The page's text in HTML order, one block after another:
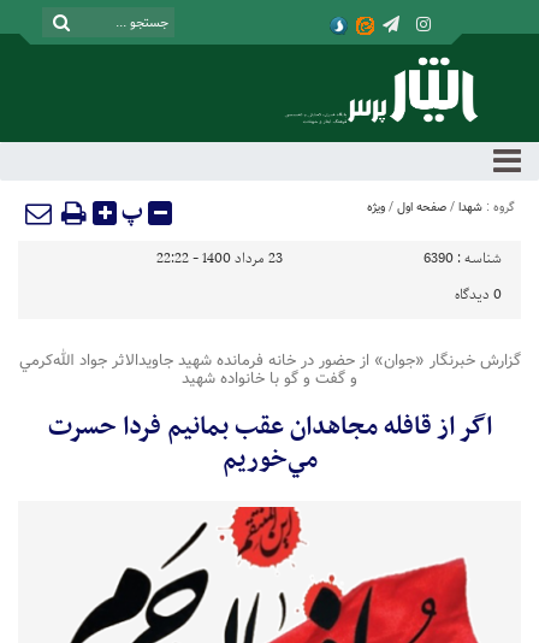
گروه : شهدا / صفحه اول / ویژه پ
شناسه : 6390
23 مرداد 1400 - 22:22
0 دیدگاه
گزارش خبرنگار «جوان» از حضور در خانه فرمانده شهيد جاويدالاثر جواد الله‌كرمي
و گفت و گو با خانواده شهيد
اگر از قافله مجاهدان عقب بمانيم فردا حسرت
مي‌خوريم